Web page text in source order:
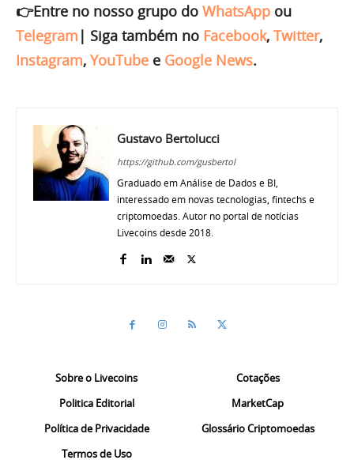
👉Entre no nosso grupo do WhatsApp ou
Telegram | Siga também no Facebook, Twitter,
Instagram, YouTube e Google News.
Gustavo Bertolucci
https://github.com/gusbertol
Graduado em Análise de Dados e BI,
interessado em novas tecnologias, fintechs e
criptomoedas. Autor no portal de notícias
Livecoins desde 2018.
Sobre o Livecoins
Politica Editorial
Política de Privacidade
Termos de Uso
Cotações
MarketCap
Glossário Criptomoedas